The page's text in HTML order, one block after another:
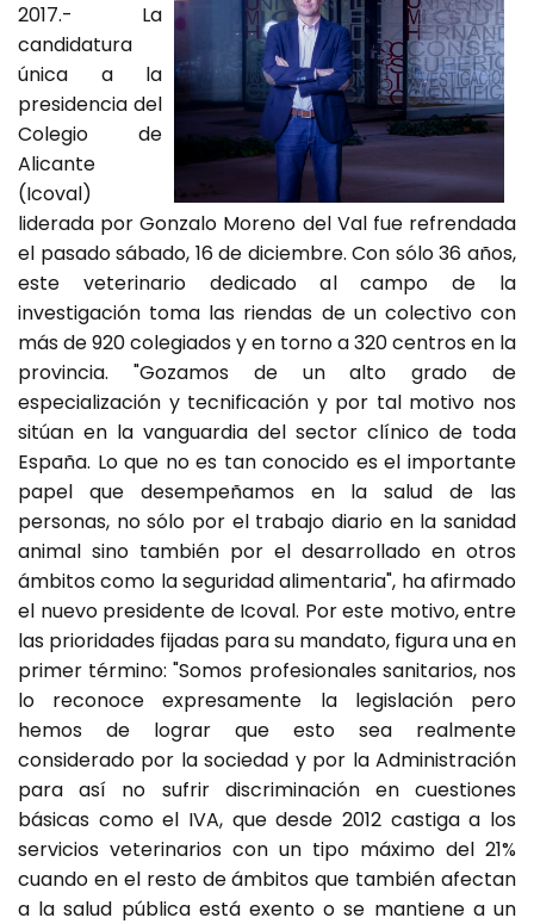
2017.- La
candidatura
única a la
presidencia del
Colegio de
Alicante
(Icoval)
liderada por Gonzalo Moreno del Val fue refrendada
el pasado sábado, 16 de diciembre. Con sólo 36 años,
este veterinario dedicado al campo de la
investigación toma las riendas de un colectivo con
más de 920 colegiados y en torno a 320 centros en la
provincia. "Gozamos de un alto grado de
especialización y tecnificación y por tal motivo nos
sitúan en la vanguardia del sector clínico de toda
España. Lo que no es tan conocido es el importante
papel que desempeñamos en la salud de las
personas, no sólo por el trabajo diario en la sanidad
animal sino también por el desarrollado en otros
ámbitos como la seguridad alimentaria", ha afirmado
el nuevo presidente de Icoval. Por este motivo, entre
las prioridades fijadas para su mandato, figura una en
primer término: "Somos profesionales sanitarios, nos
lo reconoce expresamente la legislación pero
hemos de lograr que esto sea realmente
considerado por la sociedad y por la Administración
para así no sufrir discriminación en cuestiones
básicas como el IVA, que desde 2012 castiga a los
servicios veterinarios con un tipo máximo del 21%
cuando en el resto de ámbitos que también afectan
a la salud pública está exento o se mantiene a un